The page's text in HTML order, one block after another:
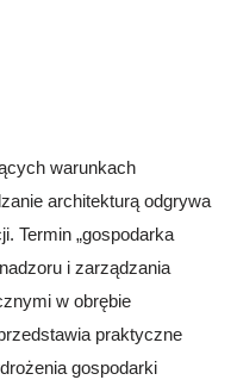
warunkach
architekturą odgrywa
Termin „gospodarka
i zarządzania
w obrębie
praktyczne
gospodarki